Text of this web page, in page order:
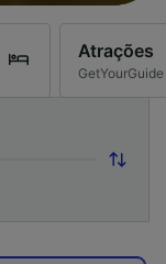
Atrações
GetYourGuide